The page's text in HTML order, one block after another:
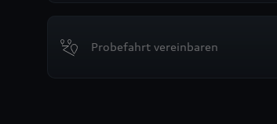
Probefahrt vereinbaren